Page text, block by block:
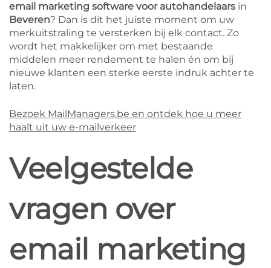
email marketing software voor autohandelaars in
Beveren? Dan is dit het juiste moment om uw
merkuitstraling te versterken bij elk contact. Zo
wordt het makkelijker om met bestaande
middelen meer rendement te halen én om bij
nieuwe klanten een sterke eerste indruk achter te
laten.
Bezoek MailManagers.be en ontdek hoe u meer
haalt uit uw e-mailverkeer
Veelgestelde
vragen over
email marketing